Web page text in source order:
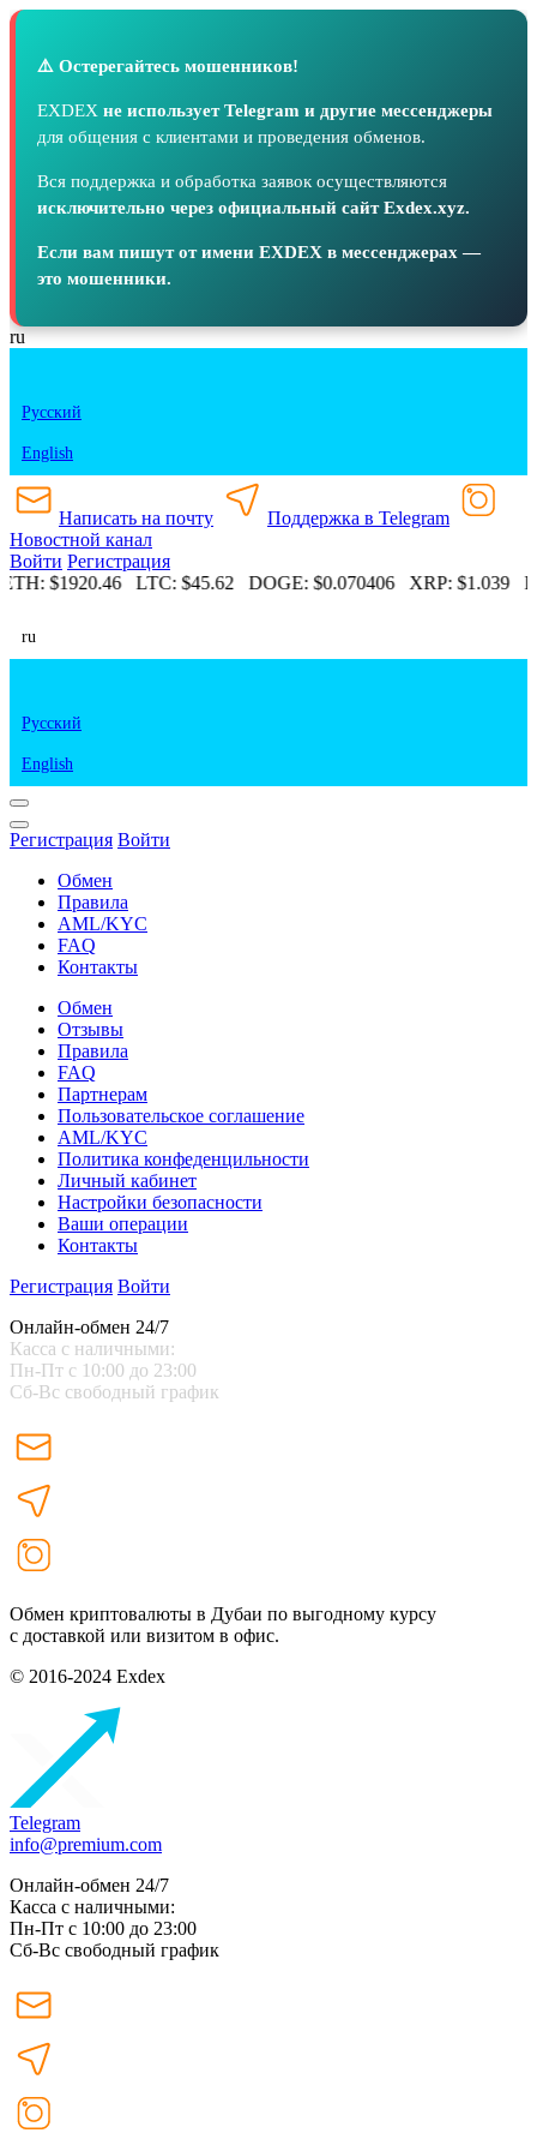
⚠️ Остерегайтесь мошенников!
EXDEX не использует Telegram и другие мессенджеры
для общения с клиентами и проведения обменов.
Вся поддержка и обработка заявок осуществляются
исключительно через официальный сайт Exdex.xyz.
Если вам пишут от имени EXDEX в мессенджерах —
это мошенники.
ru
Русский
English
Написать на почту
Поддержка в Telegram
Новостной канал
Войти Регистрация
$1920.46 LTC:$45.62 DOGE:$0.070406 XRP:$1.039
ru
Русский
English
Регистрация Войти
Обмен
Правила
AML/KYC
FAQ
Контакты
Обмен
Отзывы
Правила
FAQ
Партнерам
Пользовательское соглашение
AML/KYC
Политика конфеденцильности
Личный кабинет
Настройки безопасности
Ваши операции
Контакты
Регистрация Войти
Онлайн-обмен 24/7
Касса с наличными:
Пн-Пт с 10:00 до 23:00
Сб-Вс свободный график
Обмен криптовалюты в Дубаи по выгодному курсу
с доставкой или визитом в офис.
© 2016-2024 Exdex
Telegram
info@premium.com
Онлайн-обмен 24/7
Касса с наличными:
Пн-Пт с 10:00 до 23:00
Сб-Вс свободный график